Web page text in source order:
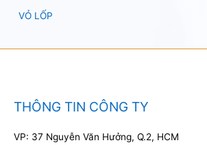
VỎ LỐP
THÔNG TIN CÔNG TY
VP: 37 Nguyễn Văn Hưởng, Q.2, HCM